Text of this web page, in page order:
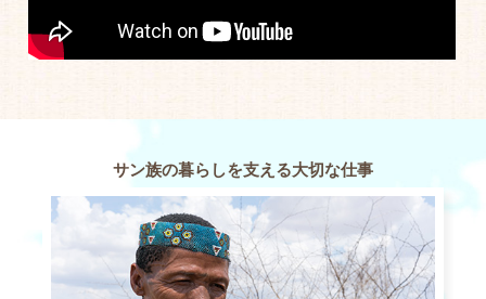
サン族の暮らしを支える大切な仕事